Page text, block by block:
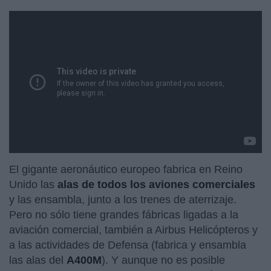
El gigante aeronáutico europeo fabrica en Reino
Unido las alas de todos los aviones comerciales
y las ensambla, junto a los trenes de aterrizaje.
Pero no sólo tiene grandes fábricas ligadas a la
aviación comercial, también a Airbus Helicópteros y
a las actividades de Defensa (fabrica y ensambla
las alas del A400M). Y aunque no es posible